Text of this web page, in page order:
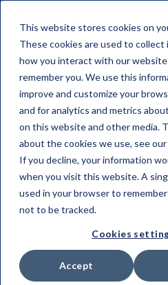
This website stores cookies on
These cookies are used to
how you interact with our website
remember you. We use this
improve and customize your
and for analytics and metrics
on this website and other media.
about the cookies we use, see our
If you decline, your information
when you visit this website. A
used in your browser to
not to be tracked.
Cookies
Accept
GoMore
Schweden
Planen Sie eine
Schweden auf eigene
Schweden bietet eine
Natur, Kultur und
perfekt für einen Urlaub